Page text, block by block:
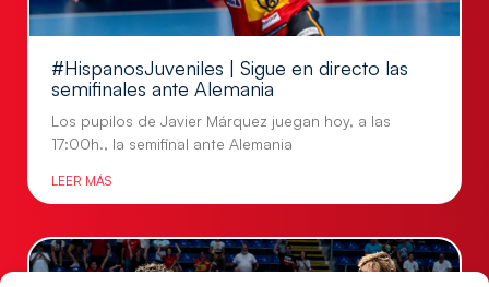
#HispanosJuveniles | Sigue en directo las
semifinales ante Alemania
Los pupilos de Javier Márquez juegan hoy, a las
17:00h., la semifinal ante Alemania
LEER MÁS